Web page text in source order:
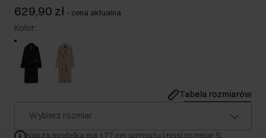
629,90 zł - cena aktualna
Kolor:
Tabela rozmiarów
Wybierz rozmiar
Nasza modelka ma 177 cm wzrostu i nosi rozmiar S.